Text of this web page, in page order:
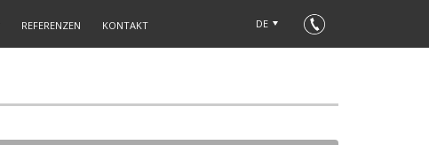
REFERENZEN KONTAKT DE